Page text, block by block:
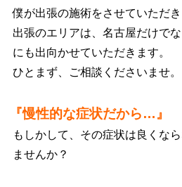
僕が出張の施術をさせていただき
出張のエリアは、名古屋だけで
にも出向かせていただきます。
ひとまず、ご相談くださいませ。
『慢性的な症状だから…』
もしかして、その症状は良くな
ませんか？